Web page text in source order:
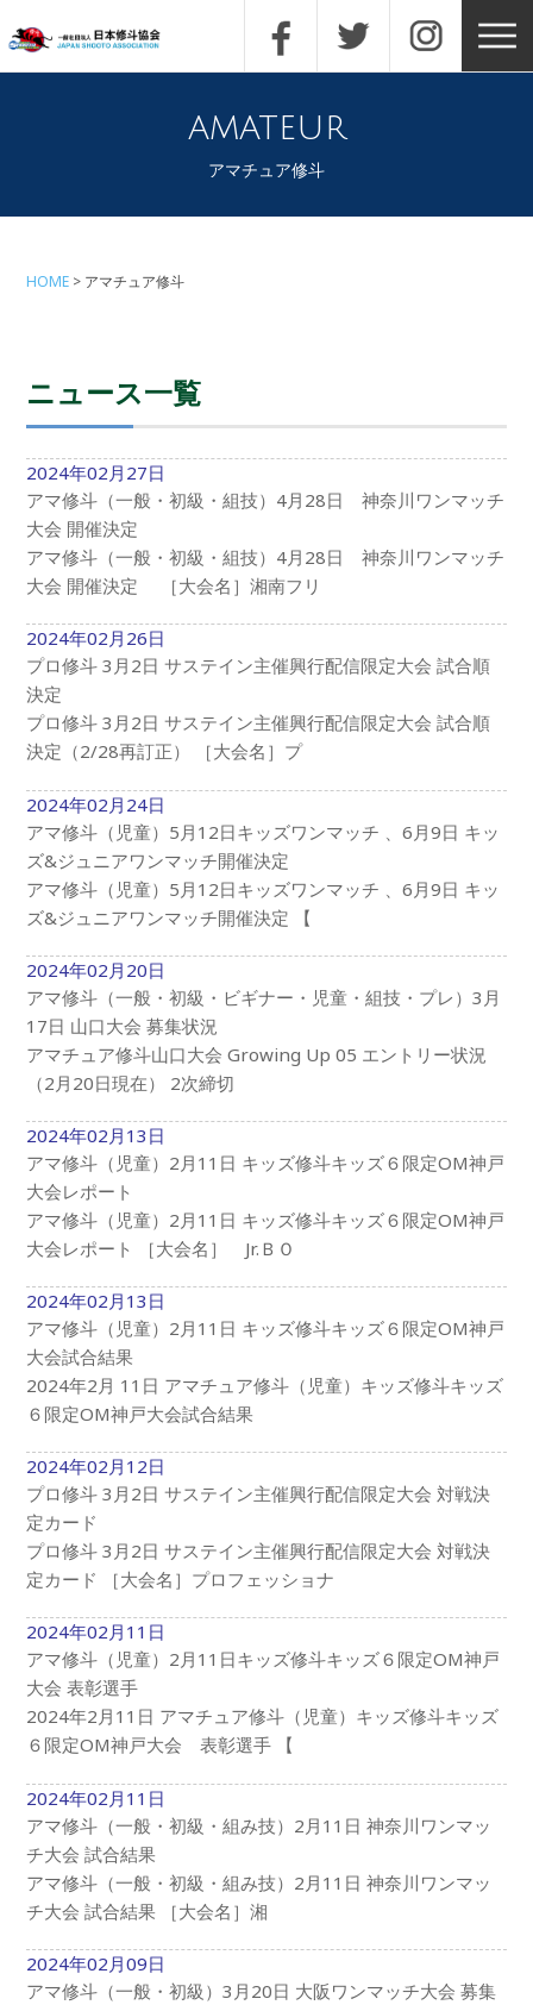
amateur
アマチュア修斗
HOME アマチュア修斗
ニュース一覧
2024年02月27日
アマ修斗（一般・初級・組技）4月28日 神奈川ワンマッチ
大会 開催決定
アマ修斗（一般・初級・組技）4月28日 神奈川ワンマッチ
大会 開催決定 ［大会名］湘南フリ
2024年02月26日
プロ修斗 3月2日 サステイン主催興行配信限定大会 試合順
決定
プロ修斗 3月2日 サステイン主催興行配信限定大会 試合順
決定（2/28再訂正） ［大会名］プ
2024年02月24日
アマ修斗（児童）5月12日キッズワンマッチ 、6月9日 キッ
ズ&ジュニアワンマッチ開催決定
アマ修斗（児童）5月12日キッズワンマッチ 、6月9日 キッ
ズ&ジュニアワンマッチ開催決定 【
2024年02月20日
アマ修斗（一般・初級・ビギナー・児童・組技・プレ）3月
17日 山口大会 募集状況
アマチュア修斗山口大会 Growing Up 05 エントリー状況
（2月20日現在） 2次締切
2024年02月13日
アマ修斗（児童）2月11日 キッズ修斗キッズ６限定OM神戸
大会レポート
アマ修斗（児童）2月11日 キッズ修斗キッズ６限定OM神戸
大会レポート ［大会名］ Jr.ＢＯ
2024年02月13日
アマ修斗（児童）2月11日 キッズ修斗キッズ６限定OM神戸
大会試合結果
2024年2月 11日 アマチュア修斗（児童）キッズ修斗キッズ
６限定OM神戸大会試合結果
2024年02月12日
プロ修斗 3月2日 サステイン主催興行配信限定大会 対戦決
定カード
プロ修斗 3月2日 サステイン主催興行配信限定大会 対戦決
定カード ［大会名］プロフェッショナ
2024年02月11日
アマ修斗（児童）2月11日キッズ修斗キッズ６限定OM神戸
大会 表彰選手
2024年2月11日 アマチュア修斗（児童）キッズ修斗キッズ
６限定OM神戸大会 表彰選手 【
2024年02月11日
アマ修斗（一般・初級・組み技）2月11日 神奈川ワンマッ
チ大会 試合結果
アマ修斗（一般・初級・組み技）2月11日 神奈川ワンマッ
チ大会 試合結果 ［大会名］湘
2024年02月09日
アマ修斗（一般・初級）3月20日 大阪ワンマッチ大会 募集